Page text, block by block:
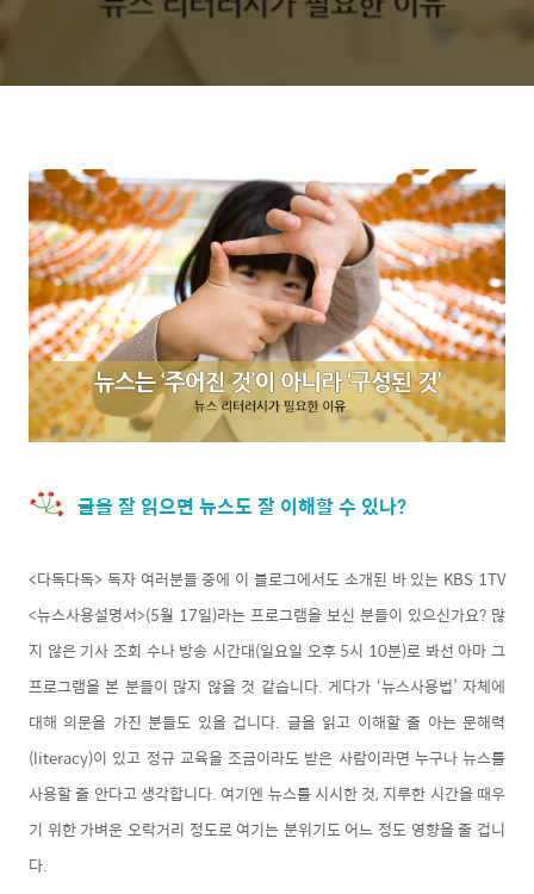
글을 잘 읽으면 뉴스도 잘 이해할 수 있나?
<다독다독> 독자 여러분들 중에 이 블로그에서도 소개된 바 있는 KBS 1TV
<뉴스사용설명서>(5월 17일)라는 프로그램을 보신 분들이 있으신가요? 많
지 않은 기사 조회 수나 방송 시간대(일요일 오후 5시 10분)로 봐선 아마 그
프로그램을 본 분들이 많지 않을 것 같습니다. 게다가 ‘뉴스사용법’ 자체에
대해 의문을 가진 분들도 있을 겁니다. 글을 읽고 이해할 줄 아는 문해력
(literacy)이 있고 정규 교육을 조금이라도 받은 사람이라면 누구나 뉴스를
사용할 줄 안다고 생각합니다. 여기엔 뉴스를 시시한 것, 지루한 시간을 때우
기 위한 가벼운 오락거리 정도로 여기는 분위기도 어느 정도 영향을 줄 겁니
다.